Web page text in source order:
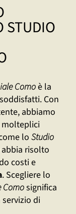
STUDIO
Comoè la
Con
abbiamo
molteplici
lo Studio
abbia risolto
costi e
. Scegliere lo
Comosignifica
di